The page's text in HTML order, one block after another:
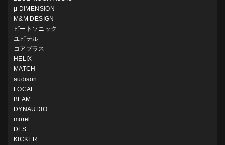
μ DiMENSiON
M&M DESIGN
ビートソニック
ユピテル
コアプラス
HELIX
MATCH
audison
FOCAL
BLAM
DYNAUDIO
morel
DLS
KICKER